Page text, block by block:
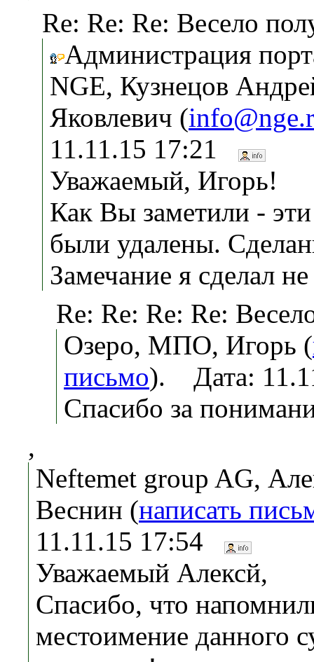
Re: Re: Re: Весело
Администрация
NGE, Кузнецов
Яковлевич (
11.11.15 17:21
Уважаемый, Игорь!
Как Вы заметили -
были удалены.
Замечание я сделал
Re: Re: Re: Re:
Озеро, МПО, Игорь (
письмо). Дата:
Спасибо за
,
Neftemet group AG,
Веснин (написать
11.11.15 17:54
Уважаемый Алексй,
Спасибо, что
местоимение данного